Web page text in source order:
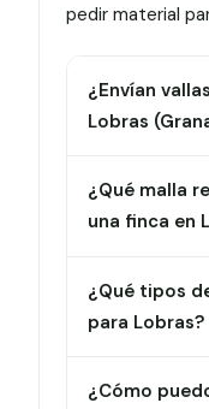
pedir material
¿Envían
Lobras
¿Qué malla
una finca en
¿Qué tipos
para Lobras?
¿Cómo